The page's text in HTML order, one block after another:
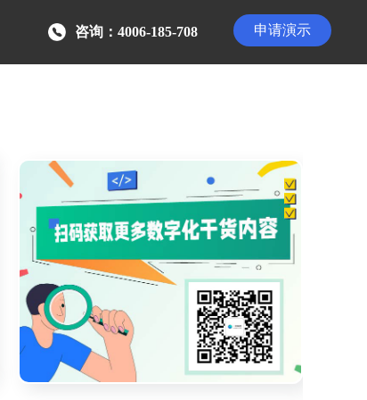
申请演示
咨询：4006-185-708